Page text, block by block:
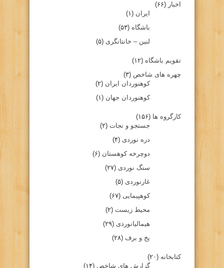
اخبار (۶۶)
ایران (۱)
باشگاه (۵۳)
لنین – خانتانگری (۵)
تقویم باشگاه (۱۲)
چهره های شاخص (۳)
کوهنوردان ایران (۲)
کوهنوردان جهان (۱)
کارگروه ها (۱۵۶)
جستجو و نجات (۲)
دره نوردی (۴)
دوچرخه کوهستان (۶)
سنگ نوردی (۲۷)
غارنوردی (۵)
کوهپیمایی (۶۷)
محیط زیست (۲)
هیمالیانوردی (۲۹)
یخ و برف (۲۸)
کتابخانه (۲۰)
گزارش های شاخص (۱۴)